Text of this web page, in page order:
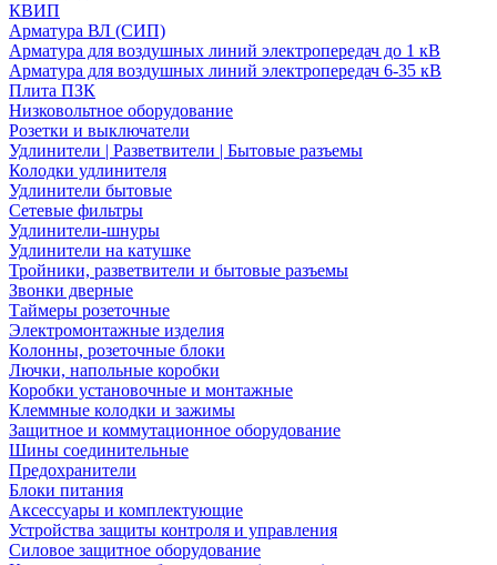
КВИП
Арматура ВЛ (СИП)
Арматура для воздушных линий электропередач до 1 кВ
Арматура для воздушных линий электропередач 6-35 кВ
Плита ПЗК
Низковольтное оборудование
Розетки и выключатели
Удлинители | Разветвители | Бытовые разъемы
Колодки удлинителя
Удлинители бытовые
Сетевые фильтры
Удлинители-шнуры
Удлинители на катушке
Тройники, разветвители и бытовые разъемы
Звонки дверные
Таймеры розеточные
Электромонтажные изделия
Колонны, розеточные блоки
Лючки, напольные коробки
Коробки установочные и монтажные
Клеммные колодки и зажимы
Защитное и коммутационное оборудование
Шины соединительные
Предохранители
Блоки питания
Аксессуары и комплектующие
Устройства защиты контроля и управления
Силовое защитное оборудование